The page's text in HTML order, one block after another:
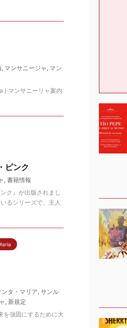
, マンサニージャ , マン
) マンサニーリャ案内
ピンク
, 書籍情報
ク』が出版されまし
るシリーズで、主人
タ・マリア, サンル
, 新規定
を強固にするために大